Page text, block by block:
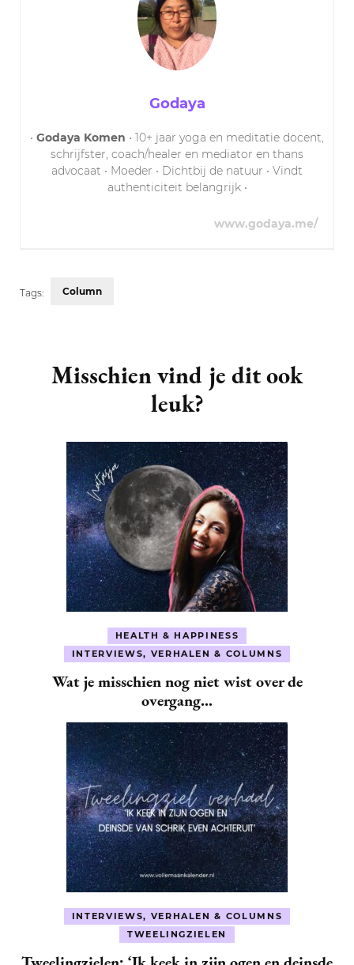
Godaya
• Godaya Komen • 10+ jaar yoga en meditatie docent,
schrijfster, coach/healer en mediator en thans
advocaat • Moeder • Dichtbij de natuur • Vindt
authenticiteit belangrijk •
www.godaya.me/
Tags: Column
Navigation
Misschien vind je dit ook
leuk?
HEALTH & HAPPINESS
INTERVIEWS, VERHALEN & COLUMNS
Wat je misschien nog niet wist over de
overgang…
INTERVIEWS, VERHALEN & COLUMNS
TWEELINGZIELEN